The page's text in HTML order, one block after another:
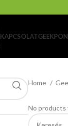
KAPCSOLAT
Home
No products